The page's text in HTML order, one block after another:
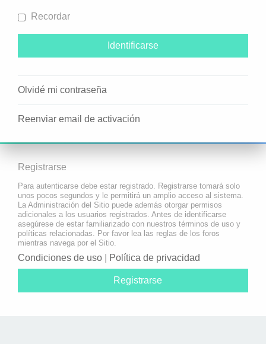
Recordar
Olvidé mi contraseña
Reenviar email de activación
Registrarse
Para autenticarse debe estar registrado. Registrarse tomará solo
unos pocos segundos y le permitirá un amplio acceso al sistema.
La Administración del Sitio puede además otorgar permisos
adicionales a los usuarios registrados. Antes de identificarse
asegúrese de estar familiarizado con nuestros términos de uso y
políticas relacionadas. Por favor lea las reglas de los foros
mientras navega por el Sitio.
Condiciones de uso Política de privacidad
Registrarse